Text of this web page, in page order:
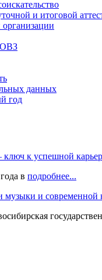
и итоговой
организации
ОВЗ
данных
год
к успешной
в подробнее...
музыки и современной